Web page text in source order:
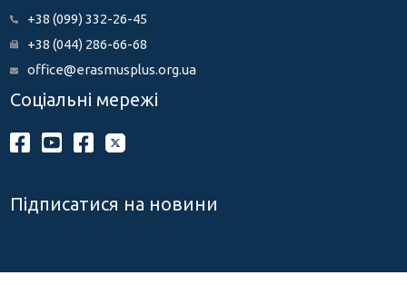
+38 (099) 332-26-45
+38 (044) 286-66-68
office@erasmusplus.org.ua
Соціальні мережі
Підписатися на новини